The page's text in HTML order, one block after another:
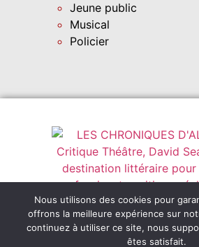
Jeune public
Musical
Policier
Instagram
Abonnez-
Nous utilisons des cookies pour
offrons la meilleure expérience sur
continuez à utiliser ce site, nous
êtes satisfait.